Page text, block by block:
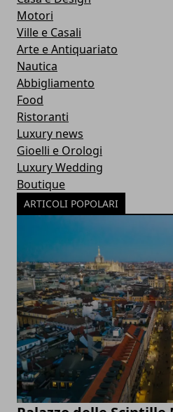
Motori
Ville e Casali
Arte e Antiquariato
Nautica
Abbigliamento
Food
Ristoranti
Luxury news
Gioelli e Orologi
Luxury Wedding
Boutique
ARTICOLI POPOLARI